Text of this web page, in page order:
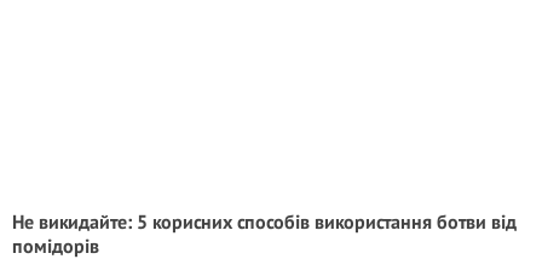
Не викидайте: 5 корисних способів використання ботви від
помідорів